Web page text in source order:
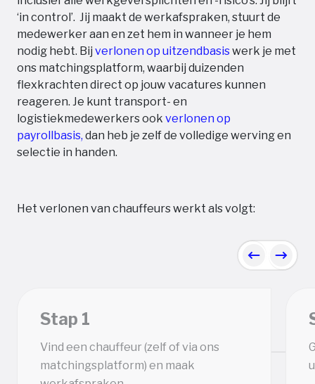
‘in control’. Jij maakt de werkafspraken, stuurt de
medewerker aan en zet hem in wanneer je hem
nodig hebt. Bij verlonen op uitzendbasiswerk je met
ons matchingsplatform, waarbij duizenden
flexkrachten direct op jouw vacatures kunnen
reageren. Je kunt transport- en
logistiekmedewerkers ook verlonen op
payrollbasis, dan heb je zelf de volledige werving en
selectie in handen.
Het verlonen van chauffeurs werkt als volgt:
Previous
Next
Stap 1
Vind een chauffeur (zelf of via ons
matchingsplatform) en maak